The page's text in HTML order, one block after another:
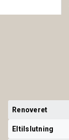
Renoveret
Eltilslutning